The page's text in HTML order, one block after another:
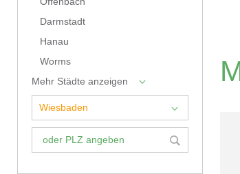
Darmstadt
Hanau
Worms
Mehr Städte anzeigen